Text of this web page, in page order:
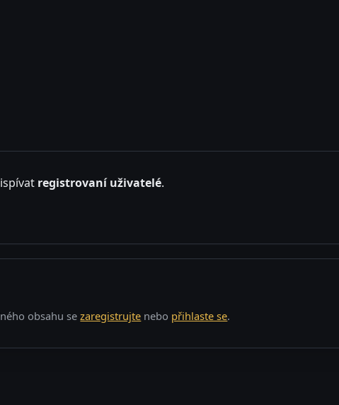
registrovaní uživatelé.
obsahu sezaregistrujte nebo přihlaste se.